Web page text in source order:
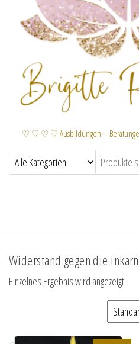
♡ ♡ ♡ ♡ Ausbildungen –
Widerstand gegen die
Einzelnes Ergebnis wird angezeigt